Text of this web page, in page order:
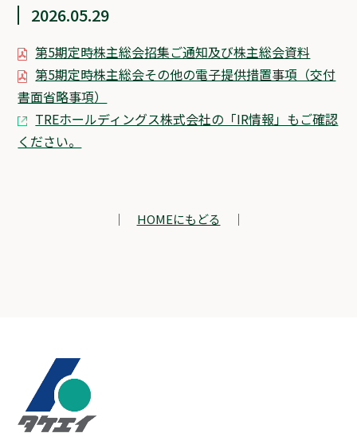
2026.05.29
第5期定時株主総会招集ご通知及び株主総会資料
第5期定時株主総会その他の電子提供措置事項（交付
書面省略事項）
TREホールディングス株式会社の「IR情報」もご確認
ください。
｜ HOMEにもどる ｜